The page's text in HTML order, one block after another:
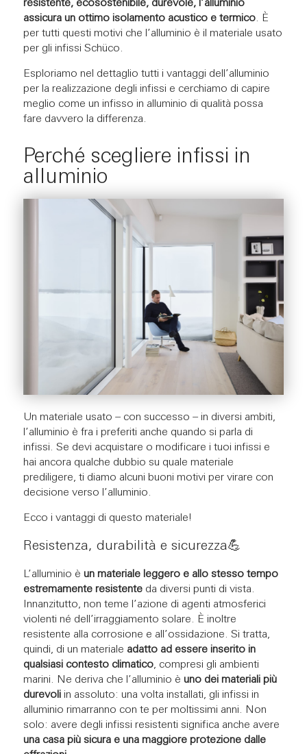
resistente, ecosostenibile, durevole, l’alluminio
assicura un ottimo isolamento acustico e termico. È
per tutti questi motivi che l’alluminio è il materiale usato
per gli infissi Schüco.
Esploriamo nel dettaglio tutti i vantaggi dell’alluminio
per la realizzazione degli infissi e cerchiamo di capire
meglio come un infisso in alluminio di qualità possa
fare davvero la differenza.
Perché scegliere infissi in
alluminio
Un materiale usato – con successo – in diversi ambiti,
l’alluminio è fra i preferiti anche quando si parla di
infissi. Se devi acquistare o modificare i tuoi infissi e
hai ancora qualche dubbio su quale materiale
prediligere, ti diamo alcuni buoni motivi per virare con
decisione verso l’alluminio.
Ecco i vantaggi di questo materiale!
Resistenza, durabilità e sicurezza💪​
L’alluminio è un materiale leggero e allo stesso tempo
estremamente resistenteda diversi punti di vista.
Innanzitutto, non teme l’azione di agenti atmosferici
violenti né dell’irraggiamento solare. È inoltre
resistente alla corrosione e all’ossidazione. Si tratta,
quindi, di un materiale adatto ad essere inserito in
qualsiasi contesto climatico, compresi gli ambienti
marini. Ne deriva che l’alluminio è uno dei materiali più
durevoli in assoluto: una volta installati, gli infissi in
alluminio rimarranno con te per moltissimi anni. Non
solo: avere degli infissi resistenti significa anche avere
una casa più sicura e una maggiore protezione dalle